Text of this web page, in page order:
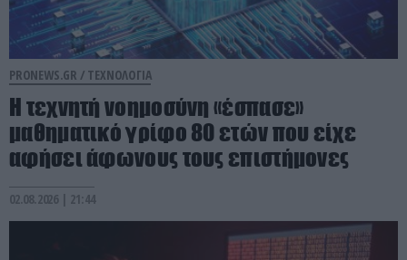
PRONEWS.GR / ΤΕΧΝΟΛΟΓΙΑ
Η τεχνητή νοημοσύνη «έσπασε»
μαθηματικό γρίφο 80 ετών που είχε
αφήσει άφωνους τους επιστήμονες
02.08.2026 | 21:44